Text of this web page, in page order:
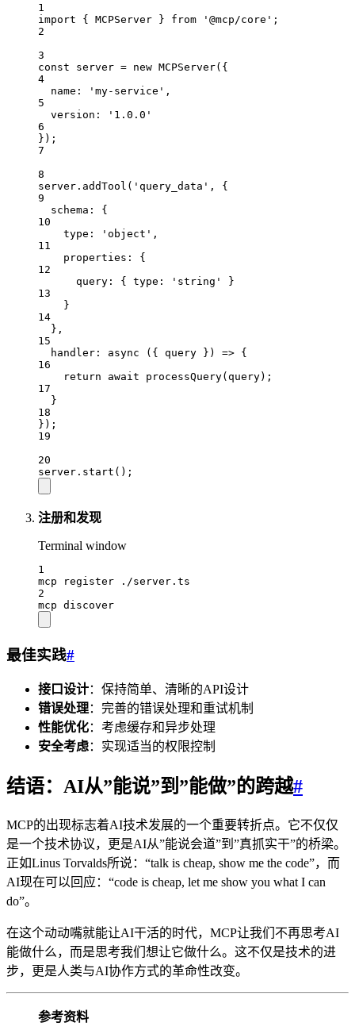
1
import { MCPServer } from '@mcp/core' ;
2
3
const
server = new MCPServer({
4
name:
'my-service' ,
5
version:
'1.0.0'
6
});
7
8
server. addTool ( 'query_data' , {
9
schema: {
10
type:
'object' ,
11
properties: {
12
query: { type:
'string'
}
13
}
14
},
15
handler : async ({ query }) => {
16
return
await processQuery(query);
17
}
18
});
19
20
server. start ();
注册和发现
Terminal window
1
mcp
register
./server.ts
2
mcp discover
最佳实践#
接口设计：保持简单、清晰的API设计
错误处理：完善的错误处理和重试机制
性能优化：考虑缓存和异步处理
安全考虑：实现适当的权限控制
结语：AI从”能说”到”能做”的跨越#
MCP的出现标志着AI技术发展的一个重要转折点。它不仅仅
是一个技术协议，更是AI从”能说会道”到”真抓实干”的桥梁。
正如Linus Torvalds所说：“talk is cheap, show me the code”，而
AI现在可以回应：“code is cheap, let me show you what I can
do”。
在这个动动嘴就能让AI干活的时代，MCP让我们不再思考AI
能做什么，而是思考我们想让它做什么。这不仅是技术的进
步，更是人类与AI协作方式的革命性改变。
参考资料